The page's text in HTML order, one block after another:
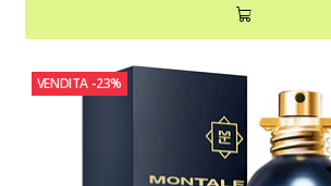
VENDITA -23%